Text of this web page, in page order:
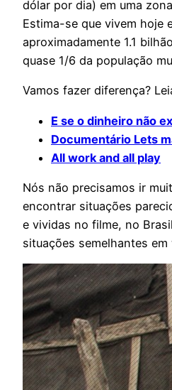
dólar por dia) em uma
Estima-se que vivem hoje
aproximadamente 1.1
quase 1/6 da população
Vamos fazer diferença?
E se o dinheiro não
Documentário Lets
All work and all play
Nós não precisamos ir
encontrar situações
e vividas no filme, no
situações semelhantes em